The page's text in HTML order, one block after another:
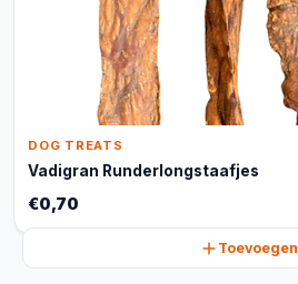
DOG TREATS
Vadigran Runderlongstaafjes
€0,70
Toevoegen